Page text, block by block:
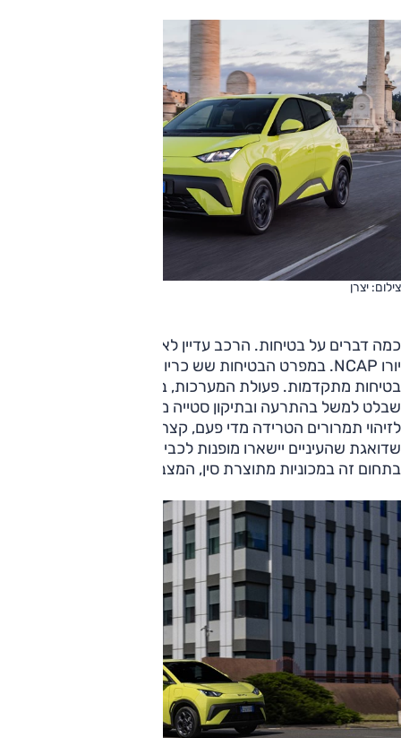
צילום: יצרן
כמה דברים על בטיחות. הרכב עדיין לא נבחן במבחני הריסוק של
יורו NCAP. במפרט הבטיחות שש כריות אוויר והרבה מערכות
בטיחות מתקדמות. פעולת המערכות, בעיקר, לא הציקה, דבר
שבלט למשל בהתרעה ובתיקון סטייה מנתיב. אמנם, המערכת
לזיהוי תמרורים הטרידה מדי פעם, קצת גם המצלמה ההיא
שדואגת שהעיניים יישארו מופנות לכביש – אבל ביחס למקובל
בתחום זה במכוניות מתוצרת סין, המצב מצוין.